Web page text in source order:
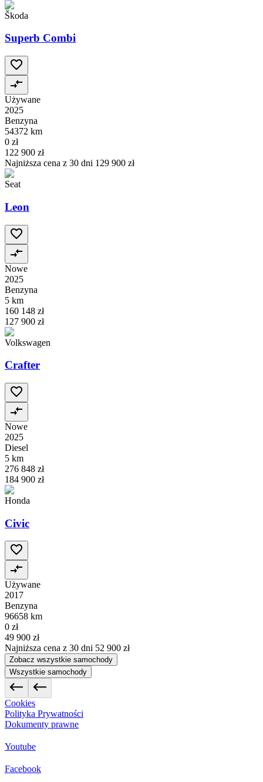
Škoda
Superb Combi
Używane
2025
Benzyna
54372 km
0 zł
122 900 zł
Najniższa cena z 30 dni 129 900 zł
Seat
Leon
Nowe
2025
Benzyna
5 km
160 148 zł
127 900 zł
Volkswagen
Crafter
Nowe
2025
Diesel
5 km
276 848 zł
184 900 zł
Honda
Civic
Używane
2017
Benzyna
96658 km
0 zł
49 900 zł
Najniższa cena z 30 dni 52 900 zł
Zobacz wszystkie samochody
Wszystkie samochody
Cookies
Polityka Prywatności
Dokumenty prawne
Youtube
Facebook